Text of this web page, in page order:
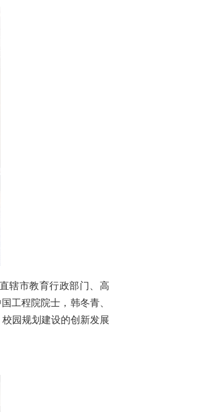
辖市教育行政部门、高
工程院院士，韩冬青、
园规划建设的创新发展